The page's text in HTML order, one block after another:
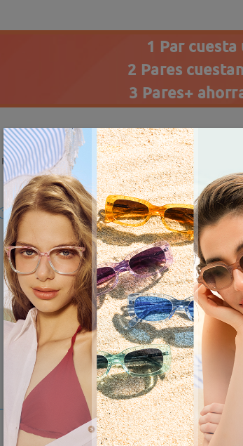
1 Par
2 Pares
3 Pares+
de Clientes(107)
Ancho de la montura: 138 mm (
Bisagra de resorte: No
Fabricación
5-7 días laborales detalles